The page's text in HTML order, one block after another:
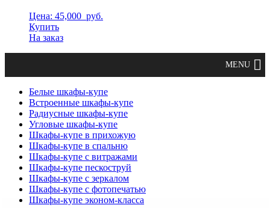
Цена: 45,000 руб.
Купить
На заказ
Белые шкафы-купе
Встроенные шкафы-купе
Радиусные шкафы-купе
Угловые шкафы-купе
Шкафы-купе в прихожую
Шкафы-купе в спальню
Шкафы-купе с витражами
Шкафы-купе пескоструй
Шкафы-купе с зеркалом
Шкафы-купе с фотопечатью
Шкафы-купе эконом-класса